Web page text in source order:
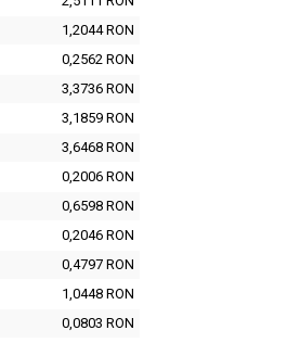
1,2044 RON
0,2562 RON
3,3736 RON
3,1859 RON
3,6468 RON
0,2006 RON
0,6598 RON
0,2046 RON
0,4797 RON
1,0448 RON
0,0803 RON